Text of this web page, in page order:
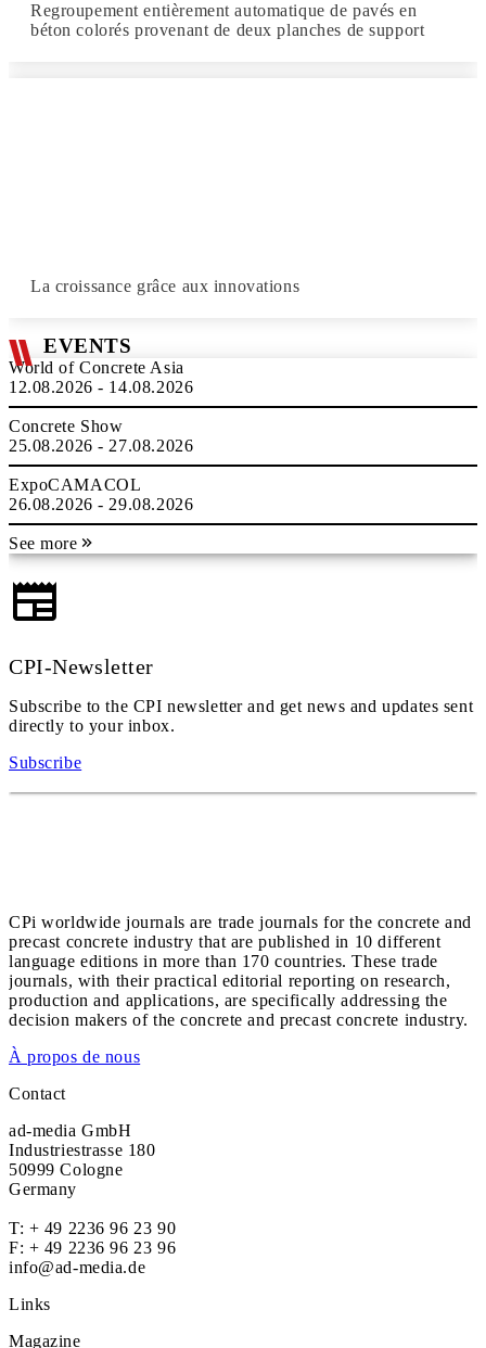
Regroupement entièrement automatique de pavés en
béton colorés provenant de deux planches de support
La croissance grâce aux innovations
EVENTS
World of Concrete Asia
12.08.2026 - 14.08.2026
Concrete Show
25.08.2026 - 27.08.2026
ExpoCAMACOL
26.08.2026 - 29.08.2026
See more
CPI-Newsletter
Subscribe to the CPI newsletter and get news and updates sent
directly to your inbox.
Subscribe
CPi worldwide journals are trade journals for the concrete and
precast concrete industry that are published in 10 different
language editions in more than 170 countries. These trade
journals, with their practical editorial reporting on research,
production and applications, are specifically addressing the
decision makers of the concrete and precast concrete industry.
À propos de nous
Contact
ad-media GmbH
Industriestrasse 180
50999 Cologne
Germany
T: + 49 2236 96 23 90
F: + 49 2236 96 23 96
info@ad-media.de
Links
Magazine